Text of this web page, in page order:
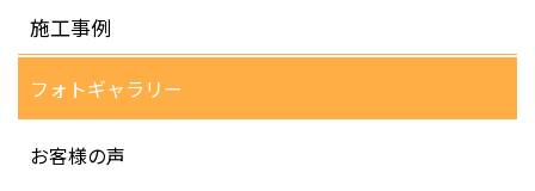
施工事例
フォトギャラリー
お客様の声